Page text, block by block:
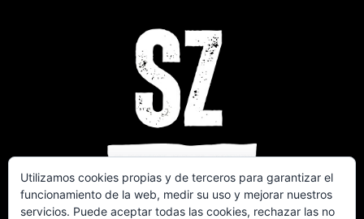
Utilizamos cookies propias y de terceros para garantizar el
funcionamiento de la web, medir su uso y mejorar nuestros
servicios. Puede aceptar todas las cookies, rechazar las no